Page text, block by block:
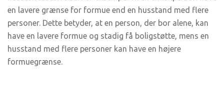
en lavere grænse for formue end en husstand med flere
personer. Dette betyder, at en person, der bor alene, kan
have en lavere formue og stadig få boligstøtte, mens en
husstand med flere personer kan have en højere
formuegrænse.